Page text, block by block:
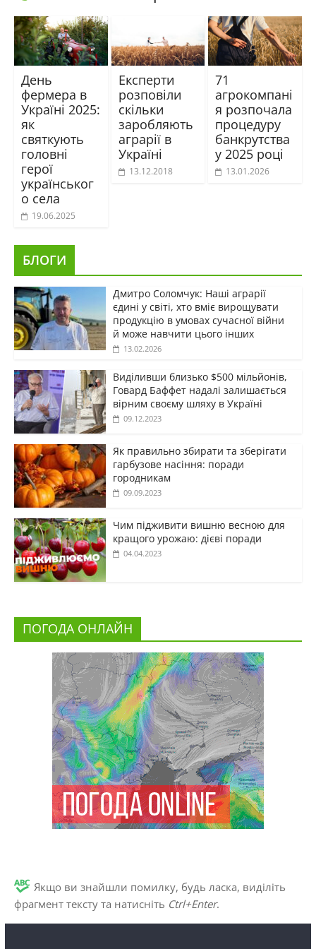
День
фермера в
Україні 2025:
як
святкують
головні
герої
українськог
о села
19.06.2025
Експерти
розповіли
скільки
заробляють
аграрії в
Україні
13.12.2018
71
агрокомпані
я розпочала
процедуру
банкрутства
у 2025 році
13.01.2026
БЛОГИ
Дмитро Соломчук: Наші аграрії
єдині у світі, хто вміє вирощувати
продукцію в умовах сучасної війни
й може навчити цього інших
13.02.2026
Виділивши близько $500 мільйонів,
Говард Баффет надалі залишається
вірним своєму шляху в Україні
09.12.2023
Як правильно збирати та зберігати
гарбузове насіння: поради
городникам
09.09.2023
Чим підживити вишню весною для
кращого урожаю: дієві поради
04.04.2023
ПОГОДА ОНЛАЙН
Якщо ви знайшли помилку, будь ласка, виділіть
фрагмент тексту та натисніть Ctrl+Enter.